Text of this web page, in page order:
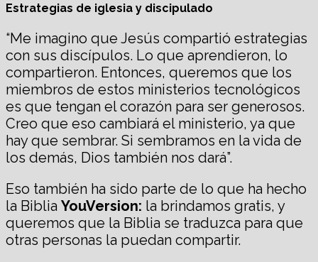
Estrategias de iglesia y discipulado
“Me imagino que Jesús compartió estrategias
con sus discípulos. Lo que aprendieron, lo
compartieron. Entonces, queremos que los
miembros de estos ministerios tecnológicos
es que tengan el corazón para ser generosos.
Creo que eso cambiará el ministerio, ya que
hay que sembrar. Si sembramos en la vida de
los demás, Dios también nos dará”.
Eso también ha sido parte de lo que ha hecho
la Biblia YouVersion: la brindamos gratis, y
queremos que la Biblia se traduzca para que
otras personas la puedan compartir.